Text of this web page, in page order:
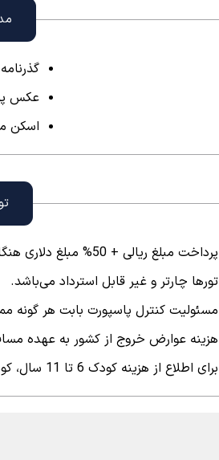
گذرنامه با
عکس
اسکن
پرداخت مبلغ ریالی + 50% مبلغ دلاری هنگام ثبت نام ، الزامی است .
تورها چارتر و غیر قابل استرداد می‌باشد.
مسئولیت کنترل پاسپورت بابت هر گونه
هزینه عوارض خروج از کشور به عهده
برای اطلاع از هزینه کودک 6 تا 11 سال، کودک 2 تا 5 سال و زیر 2 سال تماس حاصل نمایید.